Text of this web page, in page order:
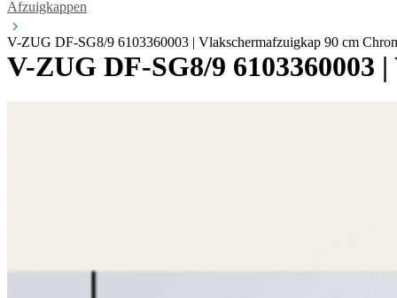
Afzuigkappen
V-ZUG DF-SG8/9 6103360003 | Vlakschermafzuigkap 90 cm
V-ZUG DF-SG8/9 6103360003